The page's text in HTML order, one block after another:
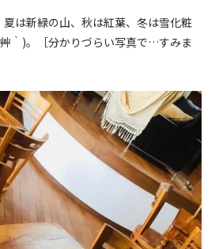
は新緑の山、秋は紅葉、冬は雪化粧
｀ )。［分かりづらい写真で…すみま